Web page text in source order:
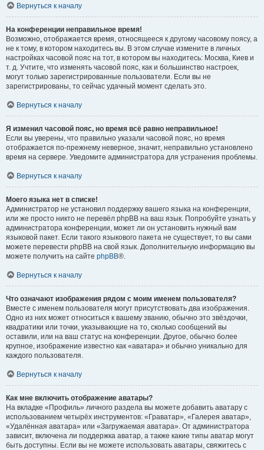
Вернуться к началу
На конференции неправильное время!
Возможно, отображается время, относящееся к другому часовому поясу, а
не к тому, в котором находитесь вы. В этом случае измените в личных
настройках часовой пояс на тот, в котором вы находитесь: Москва, Киев и
т. д. Учтите, что изменять часовой пояс, как и большинство настроек,
могут только зарегистрированные пользователи. Если вы не
зарегистрированы, то сейчас удачный момент сделать это.
Вернуться к началу
Я изменил часовой пояс, но время всё равно неправильное!
Если вы уверены, что правильно указали часовой пояс, но время
отображается по-прежнему неверное, значит, неправильно установлено
время на сервере. Уведомите администратора для устранения проблемы.
Вернуться к началу
Моего языка нет в списке!
Администратор не установил поддержку вашего языка на конференции,
или же просто никто не перевёл phpBB на ваш язык. Попробуйте узнать у
администратора конференции, может ли он установить нужный вам
языковой пакет. Если такого языкового пакета не существует, то вы сами
можете перевести phpBB на свой язык. Дополнительную информацию вы
можете получить на сайте phpBB®.
Вернуться к началу
Что означают изображения рядом с моим именем пользователя?
Вместе с именем пользователя могут присутствовать два изображения.
Одно из них может относиться к вашему званию, обычно это звёздочки,
квадратики или точки, указывающие на то, сколько сообщений вы
оставили, или на ваш статус на конференции. Другое, обычно более
крупное, изображение известно как «аватара» и обычно уникально для
каждого пользователя.
Вернуться к началу
Как мне включить отображение аватары?
На вкладке «Профиль» личного раздела вы можете добавить аватару с
использованием четырёх инструментов: «Граватар», «Галерея аватар»,
«Удалённая аватара» или «Загружаемая аватара». От администратора
зависит, включена ли поддержка аватар, а также какие типы аватар могут
быть доступны. Если вы не можете использовать аватары, свяжитесь с